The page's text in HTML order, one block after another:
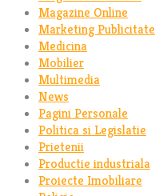
Magazine Online
Marketing Publicitate
Medicina
Mobilier
Multimedia
News
Pagini Personale
Politica si Legislatie
Prietenii
Productie industriala
Proiecte Imobiliare